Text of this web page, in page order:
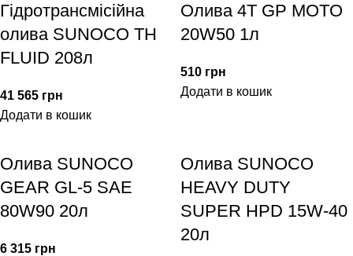
Гідротрансмісійна
олива SUNOCO TH
FLUID 208л
41 565 грн
Додати в кошик
Олива 4T GP MOTO
20W50 1л
510 грн
Додати в кошик
Олива SUNOCO
GEAR GL-5 SAE
80W90 20л
6 315 грн
Олива SUNOCO
HEAVY DUTY
SUPER HPD 15W-40
20л